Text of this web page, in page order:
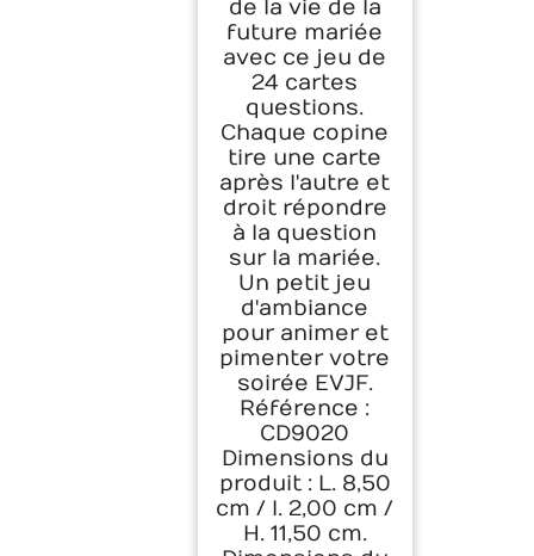
de la vie de la
future mariée
avec ce jeu de
24 cartes
questions.
Chaque copine
tire une carte
après l'autre et
droit répondre
à la question
sur la mariée.
Un petit jeu
d'ambiance
pour animer et
pimenter votre
soirée EVJF.
Référence :
CD9020
Dimensions du
produit : L. 8,50
cm / l. 2,00 cm /
H. 11,50 cm.